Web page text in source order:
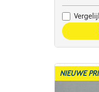
NIEUWE